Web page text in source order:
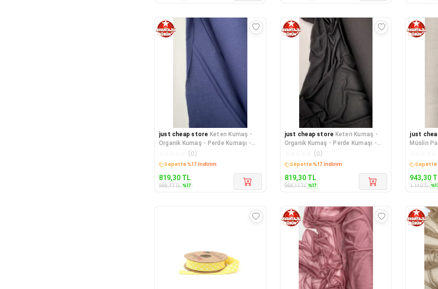
just cheap store Keten Kumaş -
Organik Kumaş - Perde Kumaşı -
Ince Keten - Kıyafet
(0)
Kargo Bedava
819,30 TL
988,11TL %17
just cheap store Keten Kumaş -
Organik Kumaş - Perde Kumaşı -
Ince Keten - Kıyafet
(0)
Kargo Bedava
819,30 TL
988,11TL %17
just
Müslin
Kargo
943,30
1.140TL %